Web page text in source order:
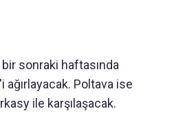
sonraki haftasında
ağırlayacak. Poltava ise
ile karşılaşacak.